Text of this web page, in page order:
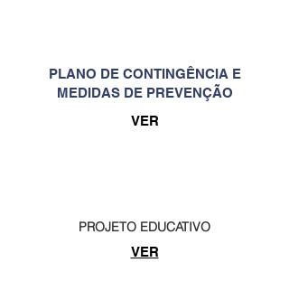
PLANO DE CONTINGÊNCIA E
MEDIDAS DE PREVENÇÃO
VER
PROJETO EDUCATIVO
VER